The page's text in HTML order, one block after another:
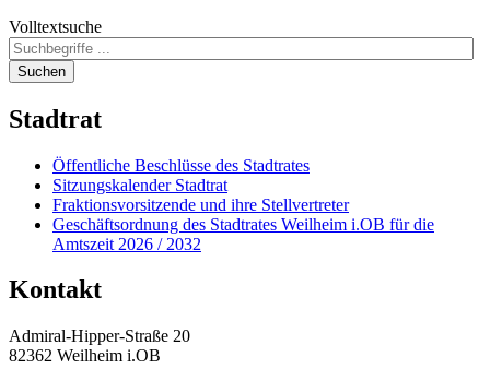
Volltextsuche
Suchen
Stadtrat
Öffentliche Beschlüsse des Stadtrates
Sitzungskalender Stadtrat
Fraktionsvorsitzende und ihre Stellvertreter
Geschäftsordnung des Stadtrates Weilheim i.OB für die
Amtszeit 2026 / 2032
Kontakt
Admiral-Hipper-Straße 20
82362 Weilheim i.OB